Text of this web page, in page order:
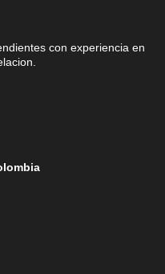
con experiencia en